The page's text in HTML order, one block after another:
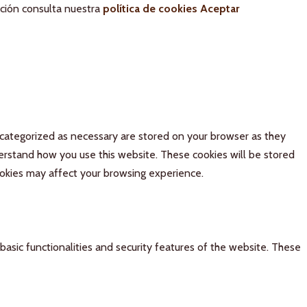
consulta nuestra política de cookies Aceptar
as necessary are stored on your browser as they
how you use this website. These cookies will be stored
may affect your browsing experience.
functionalities and security features of the website. These